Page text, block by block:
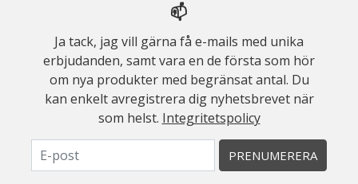
📫
Ja tack, jag vill gärna få e-mails med unika
erbjudanden, samt vara en de första som hör
om nya produkter med begränsat antal. Du
kan enkelt avregistrera dig nyhetsbrevet när
som helst. Integritetspolicy
PRENUMERERA